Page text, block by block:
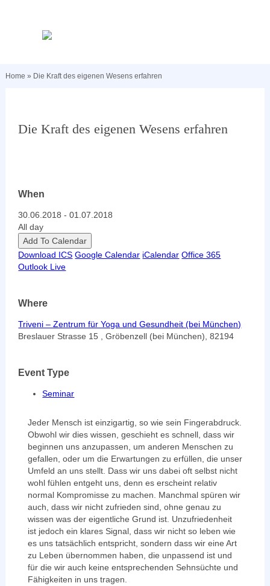
Home » Die Kraft des eigenen Wesens erfahren
Die Kraft des eigenen Wesens erfahren
When
30.06.2018 - 01.07.2018
All day
Add To Calendar
Download ICS Google Calendar iCalendar Office 365
Outlook Live
Where
Triveni – Zentrum für Yoga und Gesundheit (bei München)
Breslauer Strasse 15 , Gröbenzell (bei München), 82194
Event Type
Seminar
Jeder Mensch ist einzigartig, so wie sein Fingerabdruck.
Obwohl wir dies wissen, geschieht es schnell, dass wir
beginnen uns anzupassen, um anderen Menschen zu
gefallen, oder um die Erwartungen zu erfüllen, die unser
Umfeld an uns stellt. Dass wir uns dabei oft selbst nicht
wohl fühlen entgeht uns, denn es erscheint relativ
normal Kompromisse zu machen. Manchmal spüren wir
auch, dass wir nicht zufrieden sind, ohne genau zu
wissen was der eigentliche Grund ist. Unzufriedenheit
ist jedoch ein klares Signal, dass wir nicht so leben wie
es uns tatsächlich entspricht, sondern dass wir eine Art
zu Leben übernommen haben, die unpassend ist und
für die wir auch keine entsprechenden Sehnsüchte und
Fähigkeiten in uns tragen.